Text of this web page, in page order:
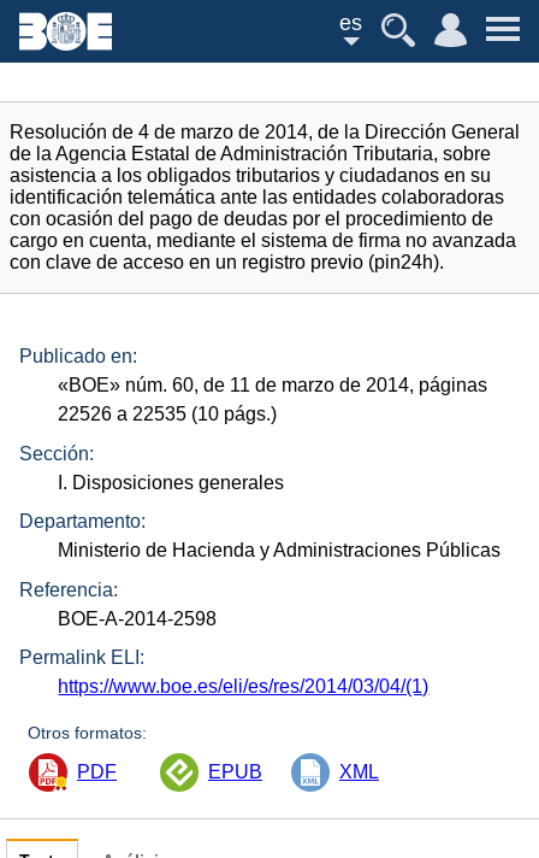
es
Resolución de 4 de marzo de 2014, de la Dirección General
de la Agencia Estatal de Administración Tributaria, sobre
asistencia a los obligados tributarios y ciudadanos en su
identificación telemática ante las entidades colaboradoras
con ocasión del pago de deudas por el procedimiento de
cargo en cuenta, mediante el sistema de firma no avanzada
con clave de acceso en un registro previo (pin24h).
Publicado en:
«BOE» núm. 60, de 11 de marzo de 2014, páginas
22526 a 22535 (10 págs.)
Sección:
I. Disposiciones generales
Departamento:
Ministerio de Hacienda y Administraciones Públicas
Referencia:
BOE-A-2014-2598
Permalink ELI:
https://www.boe.es/eli/es/res/2014/03/04/(1)
Otros formatos:
PDF EPUB XML